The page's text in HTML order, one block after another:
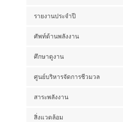
รายงานประจำปี
ศัพท์ด้านพลังงาน
ศึกษาดูงาน
ศูนย์บริหารจัดการชีวมวล
สาระพลังงาน
สิ่งแวดล้อม